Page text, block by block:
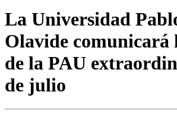
La Universidad
Olavide comunicará
de la PAU
de julio